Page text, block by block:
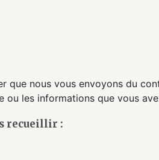
que nous vous envoyons du
les informations que vous
recueillir :